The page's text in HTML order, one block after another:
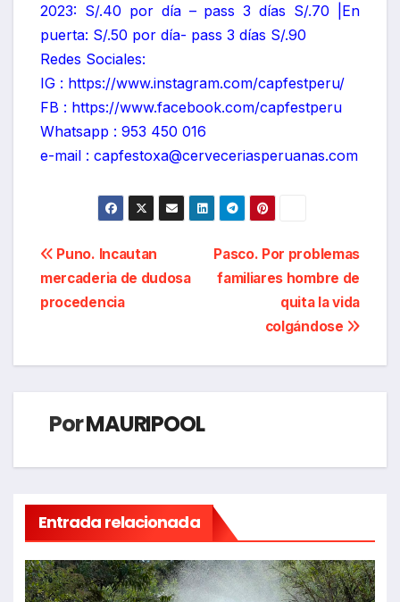
2023: S/.40 por día – pass 3 días S/.70 |En
puerta: S/.50 por día- pass 3 días S/.90
Redes Sociales:
IG : https://www.instagram.com/capfestperu/
FB : https://www.facebook.com/capfestperu
Whatsapp : 953 450 016
e-mail : capfestoxa@cerveceriasperuanas.com
Navegación
de
Pasco. Por problemas
familiares hombre de
quita la vida
colgándose
Puno. Incautan
mercaderia de dudosa
procedencia
PorMAURIPOOL
Entrada relacionada